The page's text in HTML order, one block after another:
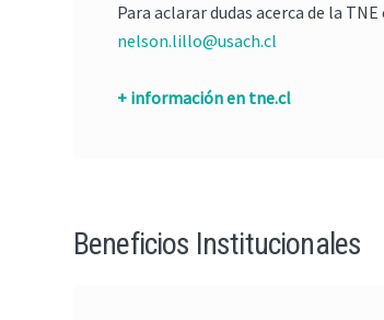
Para aclarar dudas acerca de la TNE
nelson.lillo@usach.cl
+ información en tne.cl
Beneficios Institucionales